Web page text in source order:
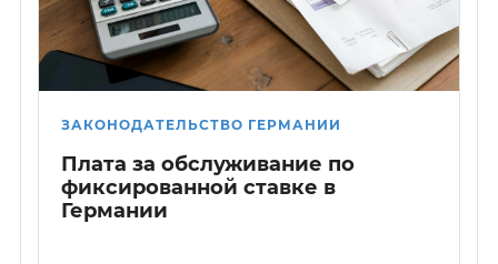
ЗАКОНОДАТЕЛЬСТВО ГЕРМАНИИ
Плата за обслуживание по
фиксированной ставке в
Германии